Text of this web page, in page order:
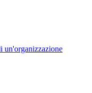
un'organizzazione